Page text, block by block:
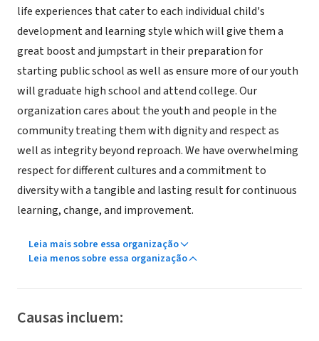
life experiences that cater to each individual child's
development and learning style which will give them a
great boost and jumpstart in their preparation for
starting public school as well as ensure more of our youth
will graduate high school and attend college. Our
organization cares about the youth and people in the
community treating them with dignity and respect as
well as integrity beyond reproach. We have overwhelming
respect for different cultures and a commitment to
diversity with a tangible and lasting result for continuous
learning, change, and improvement.
Leia mais sobre essa organização
Leia menos sobre essa organização
Causas incluem: